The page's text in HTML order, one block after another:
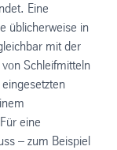
Eine
üblicherweise in
mit der
Schleifmitteln
eine
– zum Beispiel